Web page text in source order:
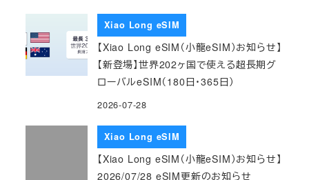
Xiao Long eSIM
【Xiao Long eSIM（小龍eSIM）お知らせ】
【新登場】世界202ヶ国で使える超長期グ
ローバルeSIM（180日・365日）
2026-07-28
Xiao Long eSIM
【Xiao Long eSIM（小龍eSIM）お知らせ】
2026/07/28 eSIM更新のお知らせ